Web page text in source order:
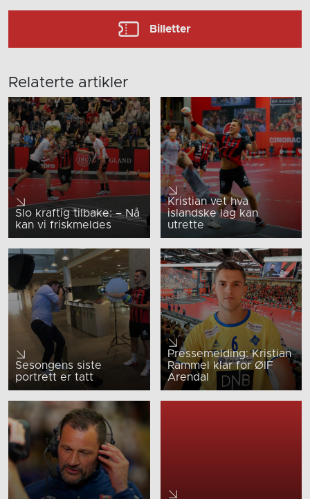
Billetter
Relaterte artikler
Slo kraftig tilbake: – Nå
kan vi friskmeldes
Kristian vet hva
islandske lag kan
utrette
Sesongens siste
portrett er tatt
Pressemelding: Kristian
Rammel klar for ØIF
Arendal